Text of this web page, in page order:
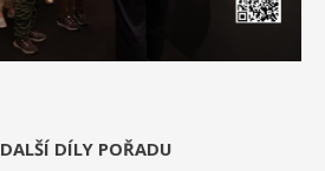
DALŠÍ DÍLY POŘADU